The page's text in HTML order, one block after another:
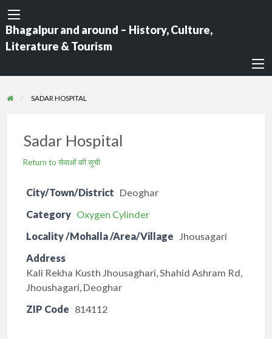
Bhagalpur and around – History, Culture,
Literature & Tourism
SADAR HOSPITAL
Sadar Hospital
Return to सेवाओं की सूची
City/Town/District Deoghar
Category Oxygen Cylinder
Locality /Mohalla /Area/Village
Jhousagari
Address
Kali Rekha Kusth Jhousaghari, Shahid Ashram Rd,
Jhoushagari, Deoghar
ZIP Code 814112